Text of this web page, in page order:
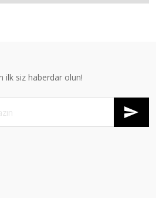
ilk siz haberdar olun!